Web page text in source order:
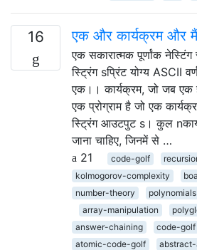
16 एक और कार्यक्रम और मैं
एक सकारात्मक पूर्णांक
स्ट्रिंग sप्रिंट योग्य ASCII
एक।। कार्यक्रम, जो जब एक
एक प्रोग्राम है जो एक
स्ट्रिंग आउटपुट s। कुल
जाना चाहिए, जिनमें से …
21
code-golf
kolmogorov-complexity
number-theory
polynomials
array-manipulation
answer-chaining
code-golf
atomic-code-golf